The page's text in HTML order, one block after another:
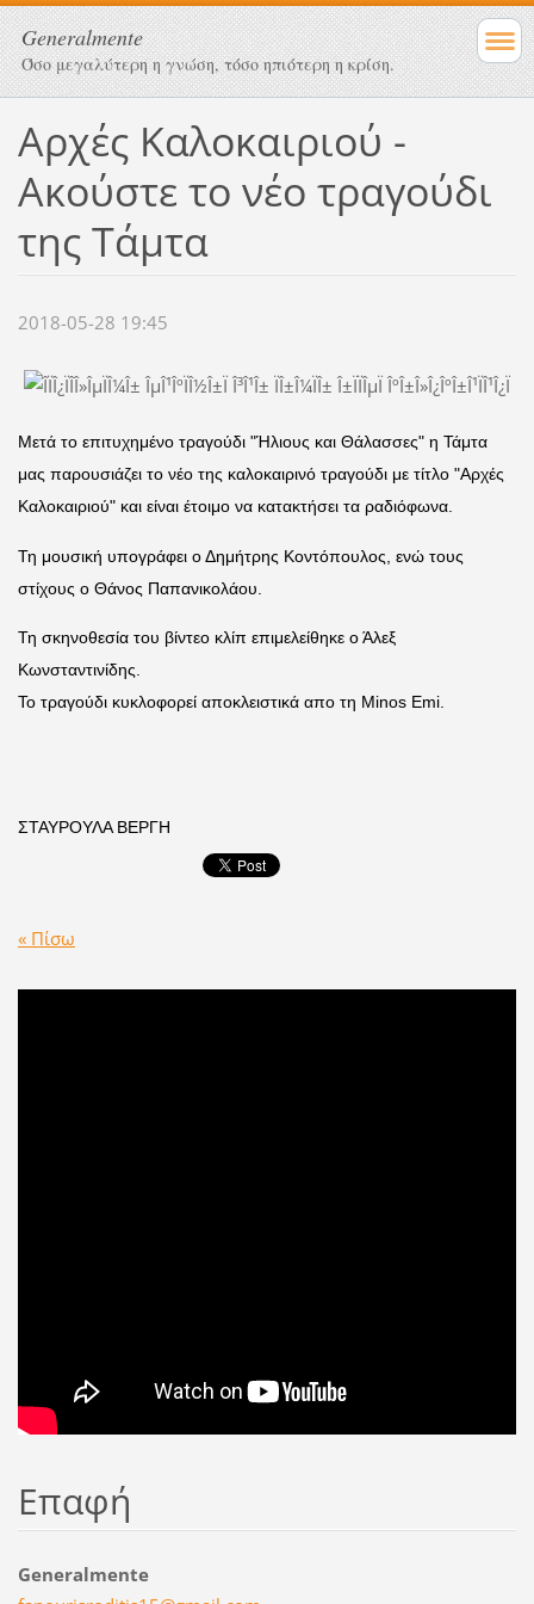
Generalmente
Όσο μεγαλύτερη η γνώση, τόσο ηπιότερη η κρίση.
Αρχές Καλοκαιριού -
Ακούστε το νέο τραγούδι
της Τάμτα
2018-05-28 19:45
Μετά το επιτυχημένο τραγούδι "Ήλιους και Θάλασσες" η Τάμτα
μας παρουσιάζει το νέο της καλοκαιρινό τραγούδι με τίτλο "Αρχές
Καλοκαιριού" και είναι έτοιμο να κατακτήσει τα ραδιόφωνα.
Τη μουσική υπογράφει ο Δημήτρης Κοντόπουλος, ενώ τους
στίχους ο Θάνος Παπανικολάου.
Τη σκηνοθεσία του βίντεο κλίπ επιμελείθηκε ο Άλεξ
Κωνσταντινίδης.
Το τραγούδι κυκλοφορεί αποκλειστικά απο τη Minos Emi.
ΣΤΑΥΡΟΥΛΑ ΒΕΡΓΗ
« Πίσω
Επαφή
Generalmente